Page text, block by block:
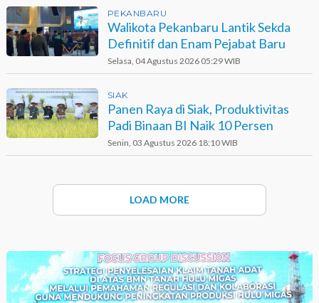
PEKANBARU
Walikota Pekanbaru Lantik Sekda
Definitif dan Enam Pejabat Baru
Selasa, 04 Agustus 2026 05:29 WIB
SIAK
Panen Raya di Siak, Produktivitas
Padi Binaan BI Naik 10 Persen
Senin, 03 Agustus 2026 18:10 WIB
LOAD MORE